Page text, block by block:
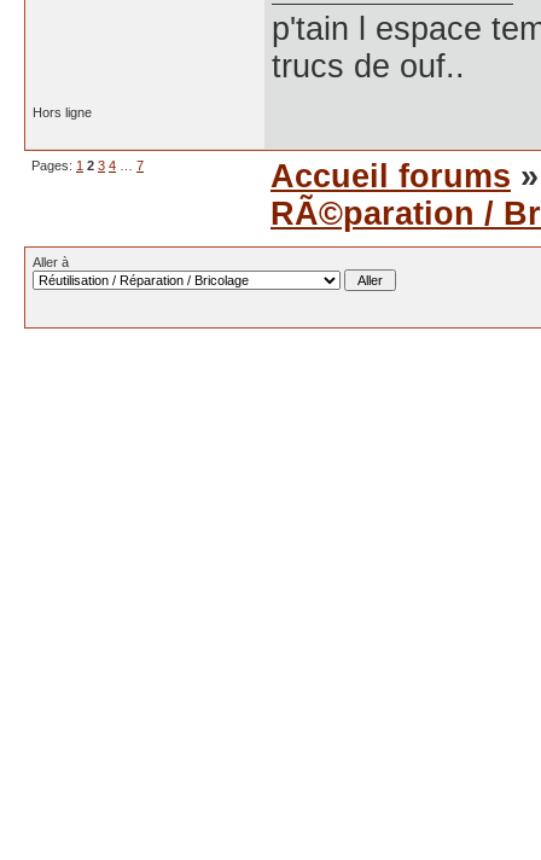
p'tain l espace
trucs de ouf..
Hors ligne
Pages: 1 2 3 4 7 Accueil forums
RÃ©paration /
Aller à